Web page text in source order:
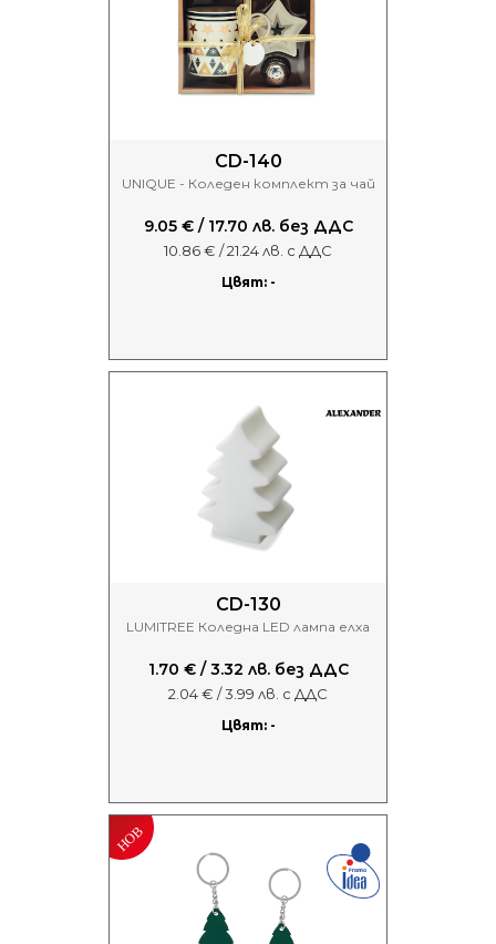
CD-140
UNIQUE - Коледен комплект за чай
9.05 € / 17.70 лв. без ДДС
10.86 € / 21.24 лв. с ДДС
Цвят: -
CD-130
LUMITREE Коледна LED лампа елха
1.70 € / 3.32 лв. без ДДС
2.04 € / 3.99 лв. с ДДС
Цвят: -